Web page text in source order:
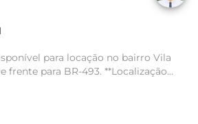
para locação no bairro Vila